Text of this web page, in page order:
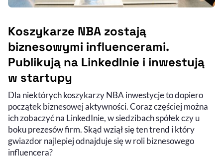
Koszykarze NBA zostają
biznesowymi influencerami.
Publikują na LinkedInie i inwestują
w startupy
Dla niektórych koszykarzy NBA inwestycje to dopiero
początek biznesowej aktywności. Coraz częściej można
ich zobaczyć na LinkedInie, w siedzibach spółek czy u
boku prezesów firm. Skąd wziął się ten trend i który
gwiazdor najlepiej odnajduje się w roli biznesowego
influencera?